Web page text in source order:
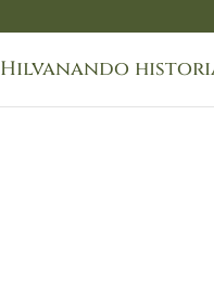
Hilvanando